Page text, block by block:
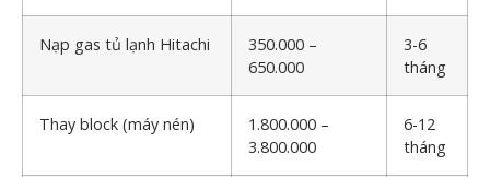
Nạp gas tủ lạnh Hitachi
350.000 –
650.000
3-6
tháng
Thay block (máy nén)
1.800.000 –
3.800.000
6-12
tháng